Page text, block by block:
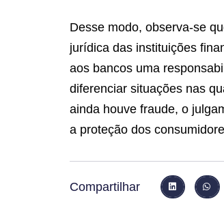
Desse modo, observa-se
jurídica das instituições
aos bancos uma
diferenciar situações nas
ainda houve fraude, o
a proteção dos
Compartilhar